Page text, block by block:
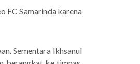
FC Samarinda karena
Sementara Ikhsanul